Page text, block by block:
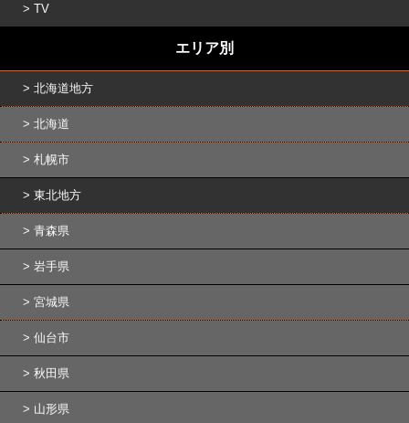
TV
エリア別
北海道地方
北海道
札幌市
東北地方
青森県
岩手県
宮城県
仙台市
秋田県
山形県